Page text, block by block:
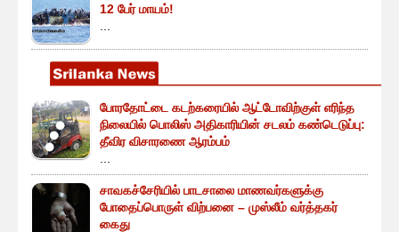
12 பேர் மாயம்!
போரதோட்டை கடற்கரையில் ஆட்டோவிற்குள் எரிந்த
நிலையில் பொலிஸ் அதிகாரியின் சடலம் கண்டெடுப்பு:
தீவிர விசாரணை ஆரம்பம்
சாவகச்சேரியில் பாடசாலை மாணவர்களுக்கு
போதைப்பொருள் விற்பனை – முஸ்லீம் வர்த்தகர்
கைது